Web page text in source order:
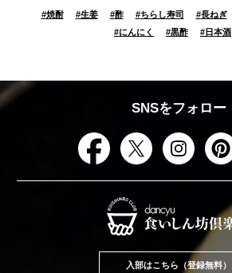
#焼酎 #生姜 #酢 #ちらし寿司 #長ねぎ
#にんにく #黒酢 #日本酒
SNSをフォロー
入部はこちら（登録無料）